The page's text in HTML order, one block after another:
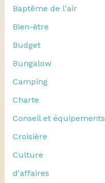
Baptême de l'air
Bien-être
Budget
Bungalow
Camping
Charte
Conseil et équipements
Croisière
Culture
d'affaires